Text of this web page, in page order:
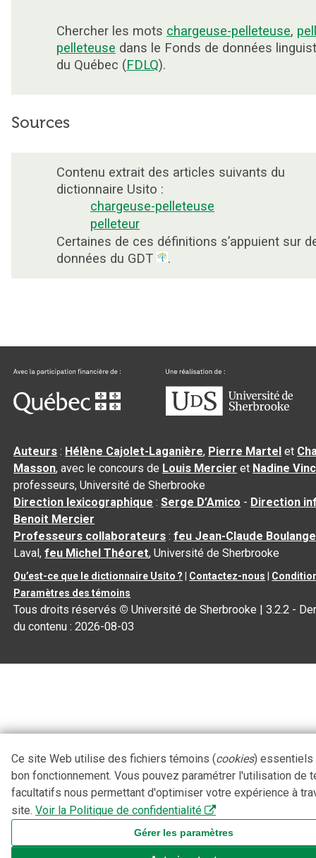
Chercher les mots chargeuse-pelleteuse,
pelleteuse dans le Fonds de données
du Québec (FDLQ).
Sources
Contenu extrait des articles suivants du
dictionnaire Usito :
chargeuse-pelleteuse
pelleteur
Certaines de ces définitions s’appuient sur
données du GDT
.
Auteurs : Hélène Cajolet-Laganière, Pierre Martel et
Masson, avec le concours de Louis Mercier et Nadine
professeurs, Université de Sherbrooke
Direction lexicographique :Serge D’Amico - Direction
Benoit Mercier
Professeurs collaborateurs :feu Jean-Claude
Laval,feu Michel Théoret, Université de Sherbrooke
Qu’est-ce que le dictionnaire Usito ? Contactez-nous
Paramètres des témoins
Tous droits réservés © Université de Sherbrooke |3.2.2 -
du contenu :2026-08-03
Ce site Web utilise des fichiers témoins (cookies) essentiels
bon fonctionnement. Vous pouvez paramétrer l'utilisation de
facultatifs nous permettant d'optimiser votre expérience à
site. Voir la Politique de confidentialité
Gérer les paramètres